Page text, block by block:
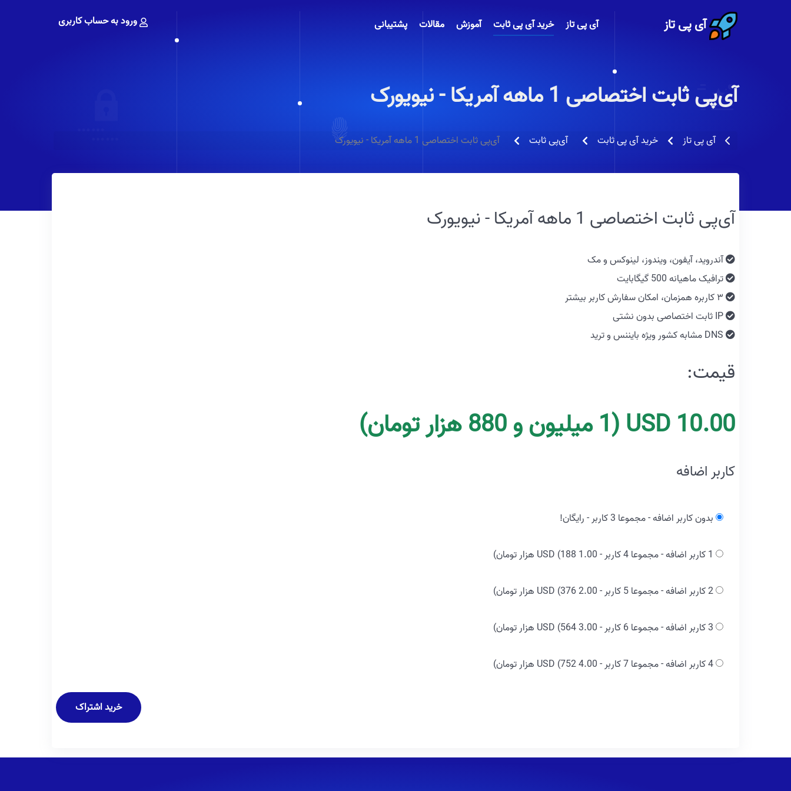
آی پی تاز آی پی تاز خرید آی پی ثابت آموزش مقالات پشتیبانی ورود به حساب کاربری
آی‌پی ثابت اختصاصی 1 ماهه آمریکا - نیویورک
آی پی تاز خرید آی پی ثابت آی‌پی ثابت آی‌پی ثابت اختصاصی 1 ماهه آمریکا - نیویورک
آی‌پی ثابت اختصاصی 1 ماهه آمریکا - نیویورک
آندروید، آیفون، ویندوز، لینوکس و مک
ترافیک ماهیانه 500 گیگابایت
IP ثابت اختصاصی بدون نشتی
قیمت:
10.00 USD (1 میلیون و 880 هزار تومان)
کاربر اضافه
(188 هزار تومان)
2 کاربر اضافه - مجموعا 5 کاربر - 2.00 USD (376 هزار تومان)
(564 هزار تومان)
4 کاربر اضافه - مجموعا 7 کاربر - 4.00 USD (752 هزار تومان)
خرید اشتراک